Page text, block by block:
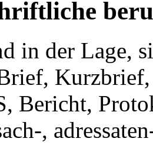
in der Lage,
Bericht,
,